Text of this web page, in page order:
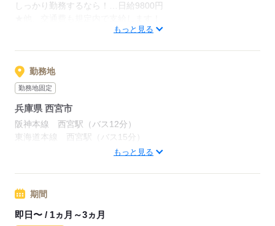
応募する
しっかり勤務するなら！…日給9800円
※いずれも午後からは割と時間が空くので、プライベートも充
もっと見る
勤務地
勤務地固定
兵庫県 西宮市
阪神本線 西宮駅（バス12分）
東海道本線 西宮駅（バス15分）
もっと見る
期間
即日〜 / 1ヵ月～3ヵ月